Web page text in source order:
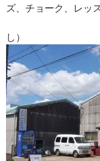
ズ、チョーク、レッ
延長 ５０
し）